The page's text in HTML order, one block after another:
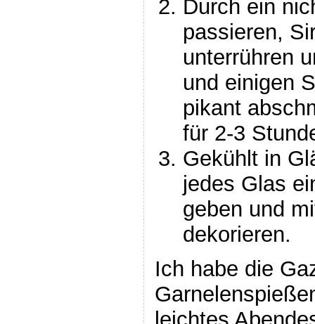
Durch ein
passieren,
unterrühren
und einigen
pikant
für 2-3
Gekühlt in
jedes Glas
geben und
dekorieren.
Ich habe die